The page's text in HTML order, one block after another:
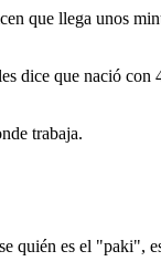
que llega unos
dice que nació con
trabaja.
quién es el "paki",